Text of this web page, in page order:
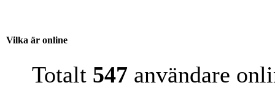
Vilka är online
Totalt 547 användare